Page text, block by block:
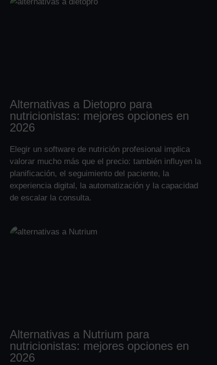
Alternativas a Dietopro para
nutricionistas: mejores opciones en
2026
Elegir un software de nutrición profesional implica
valorar mucho más que el precio: también influyen la
planificación, el seguimiento del paciente, la
experiencia digital, la automatización y la capacidad
de escalar la consulta.
Alternativas a Nutrium para
nutricionistas: mejores opciones en
2026